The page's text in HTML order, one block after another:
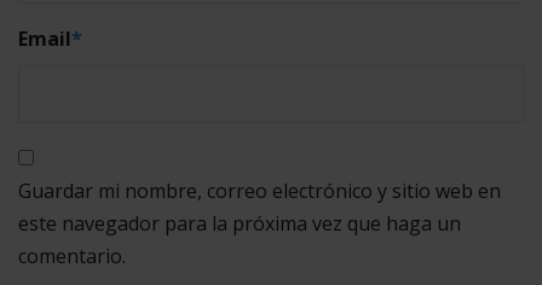
Email*
Guardar mi nombre, correo electrónico y sitio web en
este navegador para la próxima vez que haga un
comentario.